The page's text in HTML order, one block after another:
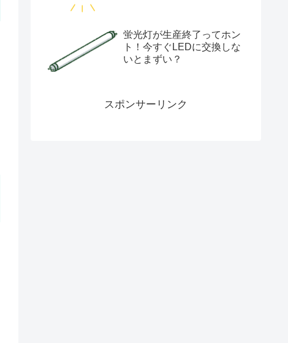
蛍光灯が生産終了ってホン
ト！今すぐLEDに交換しな
いとまずい？
スポンサーリンク